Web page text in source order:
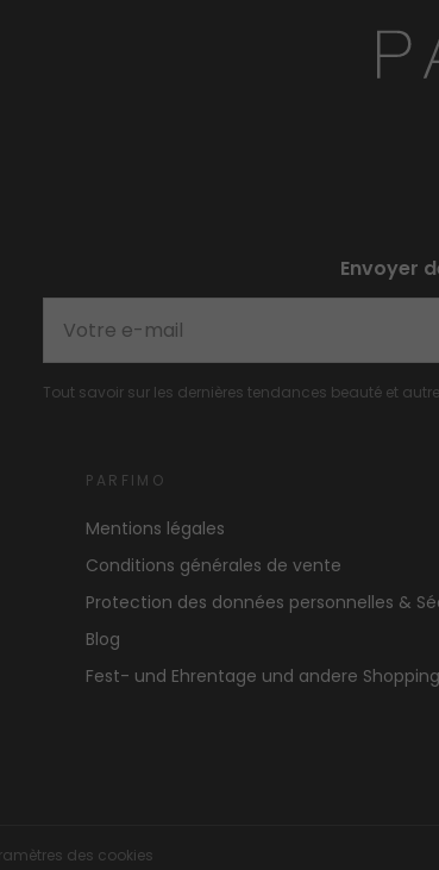
Envoyer
Tout savoir sur les dernières tendances beauté et
PARFIMO
Mentions légales
Conditions générales de vente
Protection des données personnelles &
Blog
Fest- und Ehrentage und andere
des cookies